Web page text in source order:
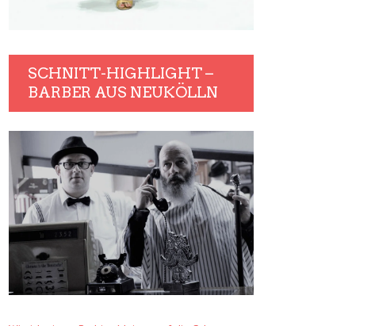
SCHNITT-HIGHLIGHT –
BARBER AUS NEUKÖLLN